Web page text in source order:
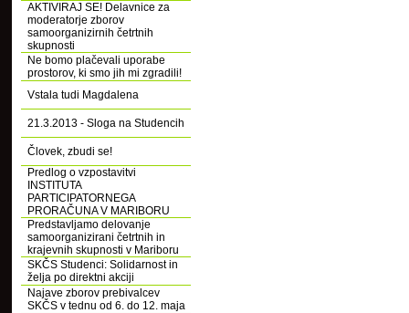
AKTIVIRAJ SE! Delavnice za
moderatorje zborov
samoorganizirnih četrtnih
skupnosti
Ne bomo plačevali uporabe
prostorov, ki smo jih mi zgradili!
Vstala tudi Magdalena
21.3.2013 - Sloga na Studencih
Človek, zbudi se!
Predlog o vzpostavitvi
INSTITUTA
PARTICIPATORNEGA
PRORAČUNA V MARIBORU
Predstavljamo delovanje
samoorganizirani četrtnih in
krajevnih skupnosti v Mariboru
SKČS Studenci: Solidarnost in
želja po direktni akciji
Najave zborov prebivalcev
SKČS v tednu od 6. do 12. maja